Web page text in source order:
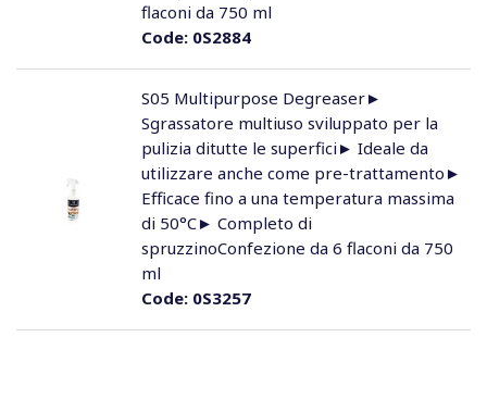
Code:0S2884
flaconi da 750 ml
Code:0S3257
S05 Multipurpose Degreaser►
Sgrassatore multiuso sviluppato per la
pulizia ditutte le superfici► Ideale da
utilizzare anche come pre-trattamento►
Efficace fino a una temperatura massima
di 50°C► Completo di
spruzzinoConfezione da 6 flaconi da 750
ml